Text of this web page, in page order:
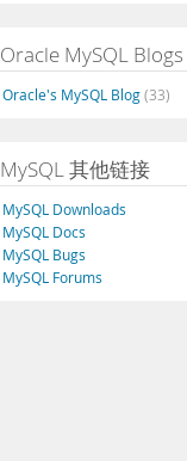
Oracle MySQL Blogs
Oracle's MySQL Blog(33)
MySQL 其他链接
MySQL Downloads
MySQL Docs
MySQL Bugs
MySQL Forums